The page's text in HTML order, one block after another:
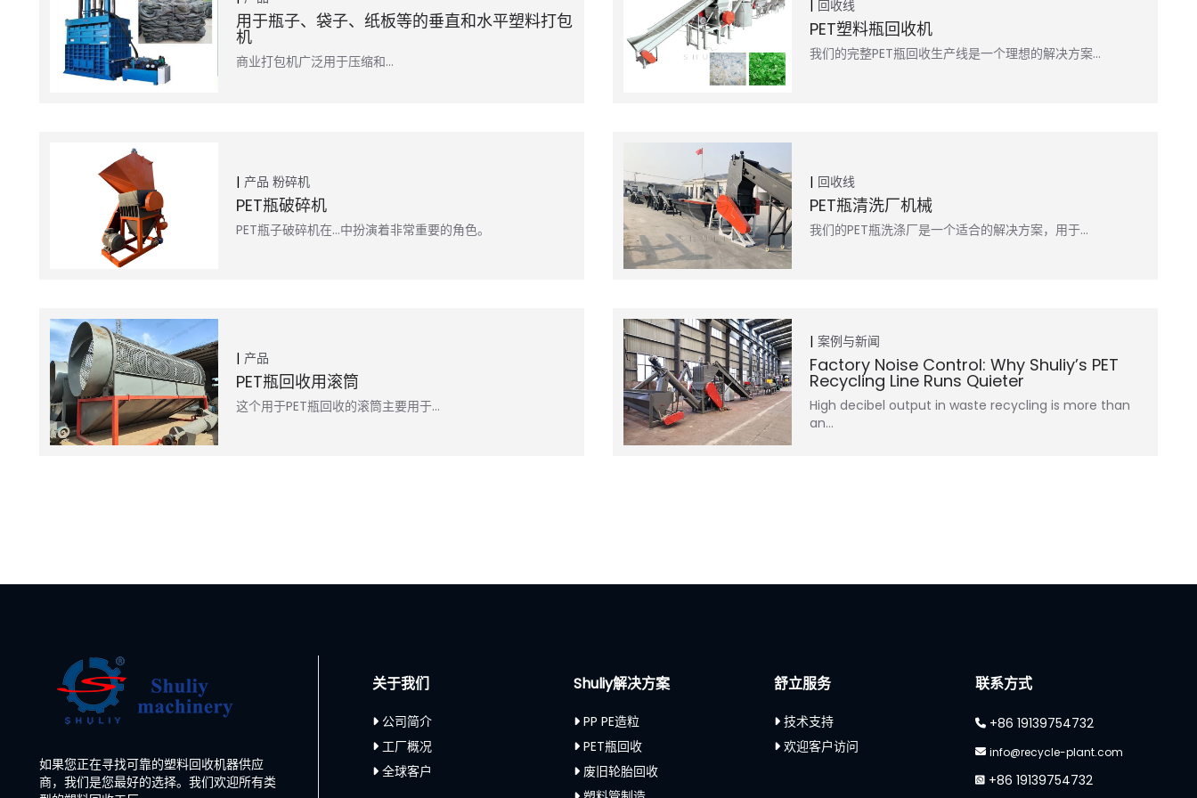
用于瓶子、袋子、纸板等的垂直和水平塑料打包
机
商业打包机广泛用于压缩和…
回收线
PET塑料瓶回收机
我们的完整PET瓶回收生产线是一个理想的解决方案…
产品 粉碎机
PET瓶破碎机
PET瓶子破碎机在…中扮演着非常重要的角色。
回收线
PET瓶清洗厂机械
我们的PET瓶洗涤厂是一个适合的解决方案，用于…
产品
PET瓶回收用滚筒
这个用于PET瓶回收的滚筒主要用于…
案例与新闻
Factory Noise Control: Why Shuliy’s PET
Recycling Line Runs Quieter
High decibel output in waste recycling is more than
an…
如果您正在寻找可靠的塑料回收机器供应
商，我们是您最好的选择。我们欢迎所有类
关于我们
公司简介
工厂概况
全球客户
Shuliy解决方案
PP PE造粒
PET瓶回收
废旧轮胎回收
舒立服务
技术支持
欢迎客户访问
联系方式
+86 19139754732
info@recycle-plant.com
+86 19139754732